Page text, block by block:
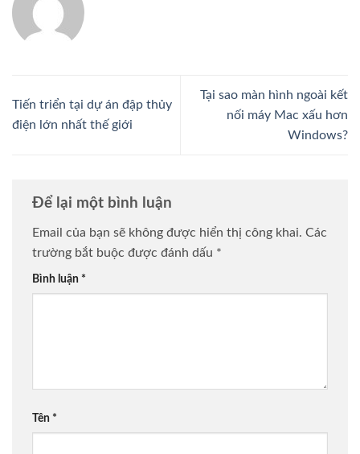
Tiến triển tại dự án đập thủy
điện lớn nhất thế giới
Tại sao màn hình ngoài kết
nối máy Mac xấu hơn
Windows?
Để lại một bình luận
Email của bạn sẽ không được hiển thị công khai. Các
trường bắt buộc được đánh dấu *
Bình luận *
Tên *